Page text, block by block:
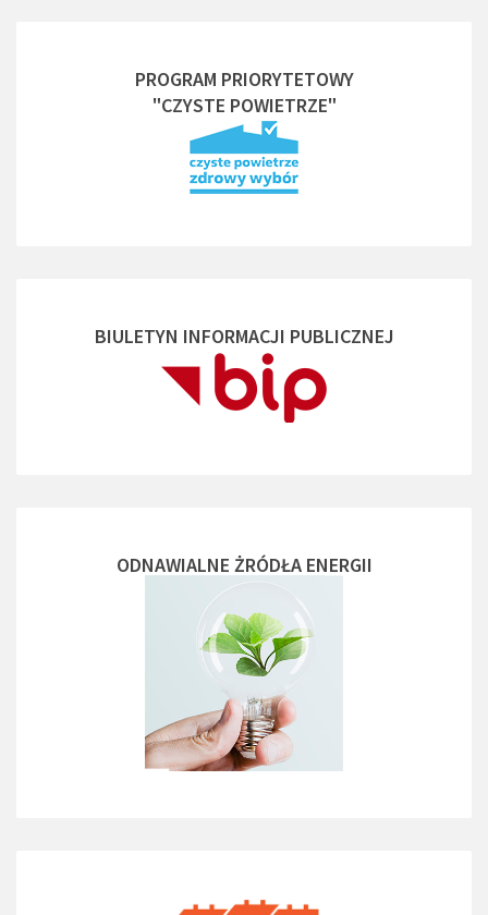
PROGRAM PRIORYTETOWY
"CZYSTE POWIETRZE"
BIULETYN INFORMACJI PUBLICZNEJ
ODNAWIALNE ŻRÓDŁA ENERGII